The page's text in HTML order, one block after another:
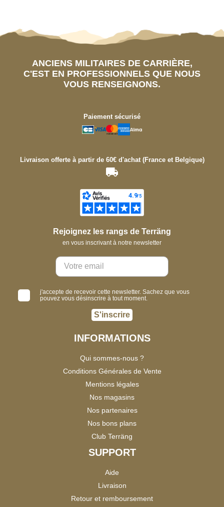
ANCIENS MILITAIRES DE CARRIÈRE,
C'EST EN PROFESSIONNELS QUE NOUS
VOUS RENSEIGNONS.
Paiement sécurisé
Livraison offerte à partir de 60€ d'achat (France et Belgique)
Rejoignez les rangs de Terräng
en vous inscrivant à notre newsletter
j'accepte de recevoir cette newsletter. Sachez que vous
pouvez vous désinscrire à tout moment.
S'inscrire
INFORMATIONS
Qui sommes-nous ?
Conditions Générales de Vente
Mentions légales
Nos magasins
Nos partenaires
Nos bons plans
Club Terräng
SUPPORT
Aide
Livraison
Retour et remboursement